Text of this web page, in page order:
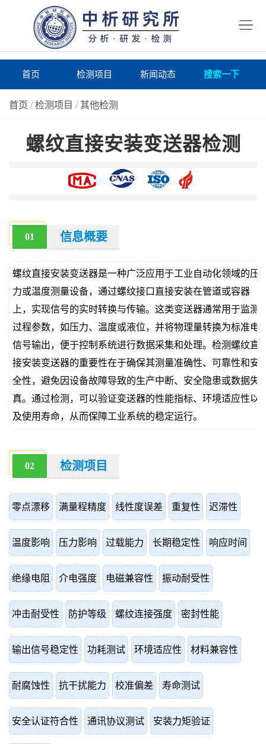
首页 检测项目 新闻动态 搜索一下
首页 /检测项目 /其他检测
螺纹直接安装变送器检测
01 信息概要
螺纹直接安装变送器是一种广泛应用于工业自动化领域的压
力或温度测量设备，通过螺纹接口直接安装在管道或容器
上，实现信号的实时转换与传输。这类变送器通常用于监测
过程参数，如压力、温度或液位，并将物理量转换为标准电
信号输出，便于控制系统进行数据采集和处理。检测螺纹直
接安装变送器的重要性在于确保其测量准确性、可靠性和安
全性，避免因设备故障导致的生产中断、安全隐患或数据失
真。通过检测，可以验证变送器的性能指标、环境适应性以
及使用寿命，从而保障工业系统的稳定运行。
02 检测项目
零点漂移 满量程精度 线性度误差 重复性 迟滞性
温度影响 压力影响 过载能力 长期稳定性 响应时间
绝缘电阻 介电强度 电磁兼容性 振动耐受性
冲击耐受性 防护等级 螺纹连接强度 密封性能
输出信号稳定性 功耗测试 环境适应性 材料兼容性
耐腐蚀性 抗干扰能力 校准偏差 寿命测试
安全认证符合性 通讯协议测试 安装力矩验证
价
真
伪
查
询